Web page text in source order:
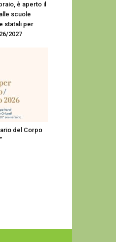
è aperto il
scuole
statali per
2027
del Corpo